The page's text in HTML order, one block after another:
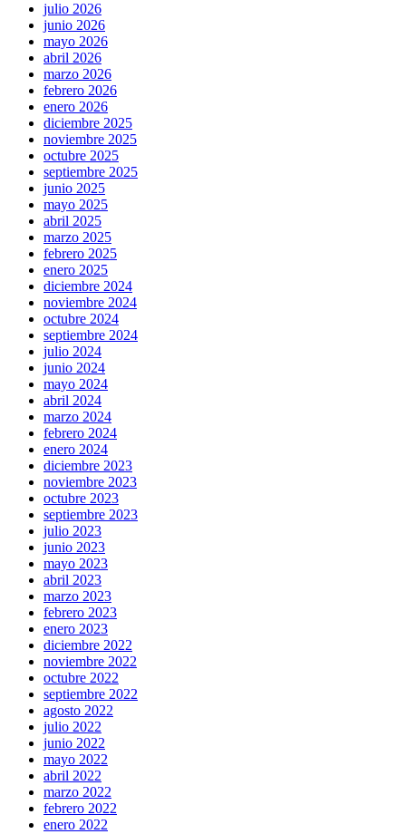
julio 2026
junio 2026
mayo 2026
abril 2026
marzo 2026
febrero 2026
enero 2026
diciembre 2025
noviembre 2025
octubre 2025
septiembre 2025
junio 2025
mayo 2025
abril 2025
marzo 2025
febrero 2025
enero 2025
diciembre 2024
noviembre 2024
octubre 2024
septiembre 2024
julio 2024
junio 2024
mayo 2024
abril 2024
marzo 2024
febrero 2024
enero 2024
diciembre 2023
noviembre 2023
octubre 2023
septiembre 2023
julio 2023
junio 2023
mayo 2023
abril 2023
marzo 2023
febrero 2023
enero 2023
diciembre 2022
noviembre 2022
octubre 2022
septiembre 2022
agosto 2022
julio 2022
junio 2022
mayo 2022
abril 2022
marzo 2022
febrero 2022
enero 2022